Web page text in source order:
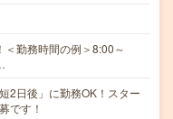
勤務時間の例＞8:00～
日後」に勤務OK！スター
です！